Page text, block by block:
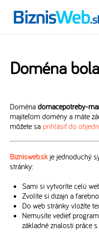
Doména
Doména domacepotreby-
majiteľom domény a máte
môžete sa prihlásiť do
Biznisweb.skje jednoduchý
stránky:
Sami si vytvoríte celú
Zvolíte si dizajn a
Do web stránky vložíte
Nemusíte vedieť
základné znalosti práce